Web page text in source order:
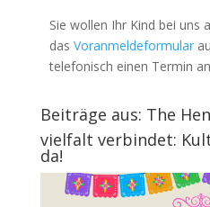
Sie wollen Ihr Kind bei uns
das Voranmeldeformular
telefonisch einen Termin
Beiträge aus: The
vielfalt verbindet:
da!